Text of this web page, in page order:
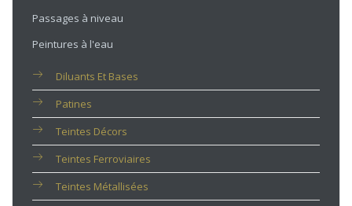
Passages à niveau
Peintures à l'eau
Diluants Et Bases
Patines
Teintes Décors
Teintes Ferroviaires
Teintes Métallisées